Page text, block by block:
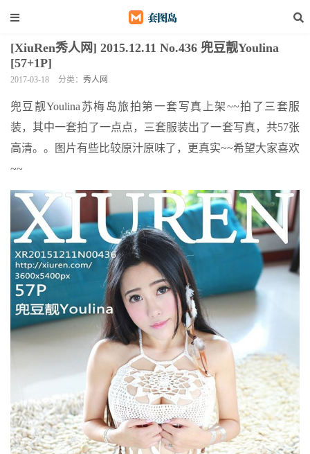
[XiuRen秀人网] 2015.12.11 No.436 兜豆靓Youlina
[57+1P]
2017-03-18 分类： 秀人网
兜豆靓Youlina苏梅岛旅拍第一套写真上架~~拍了三套服
装，其中一套拍了一点点，三套服装出了一套写真，共57张
高清。。图片有些比较原汁原味了，更真实~~希望大家喜欢
~~